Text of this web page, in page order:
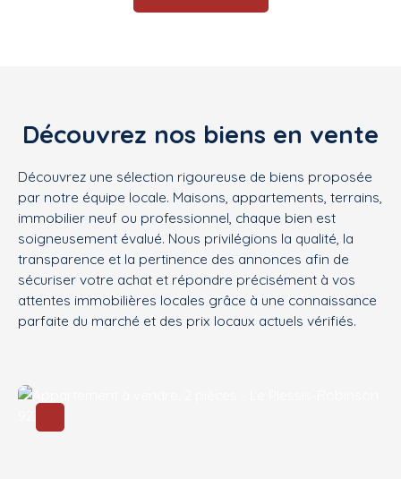
Découvrez nos biens en vente
Découvrez une sélection rigoureuse de biens proposée
par notre équipe locale. Maisons, appartements, terrains,
immobilier neuf ou professionnel, chaque bien est
soigneusement évalué. Nous privilégions la qualité, la
transparence et la pertinence des annonces afin de
sécuriser votre achat et répondre précisément à vos
attentes immobilières locales grâce à une connaissance
parfaite du marché et des prix locaux actuels vérifiés.